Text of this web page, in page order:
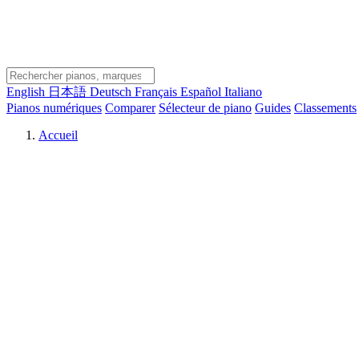
English 日本語 Deutsch Français Español Italiano
Pianos numériques Comparer Sélecteur de piano Guides Classements
Accueil